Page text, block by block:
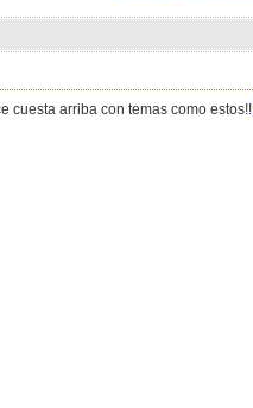
cuesta arriba con temas como estos!!